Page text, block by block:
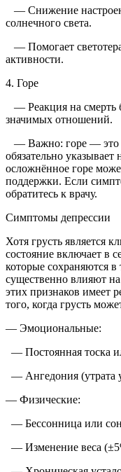
— Снижение
солнечного света.
— Помогает
активности.
4. Горе
— Реакция на смерть
значимых отношений.
— Важно: горе — это
обязательно указывает
осложнённое горе
поддержки. Если
обратитесь к врачу.
Симптомы депрессии
Хотя грусть является
состояние включает в
которые сохраняются
существенно влияют
этих признаков имеет
того, когда грусть
— Эмоциональные:
— Постоянная тоска
— Ангедония (утрата
— Физические:
— Бессонница или
— Изменение веса